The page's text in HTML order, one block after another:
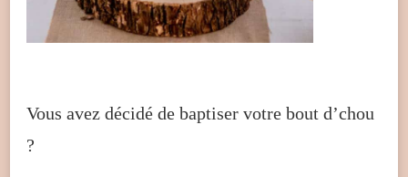
Vous avez décidé de baptiser votre bout d’chou
?